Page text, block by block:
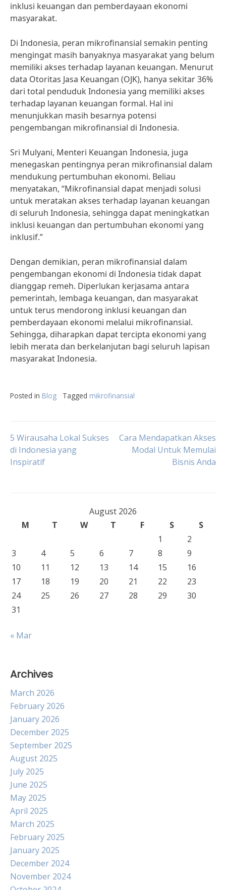
inklusi keuangan dan pemberdayaan ekonomi
masyarakat.
Di Indonesia, peran mikrofinansial semakin penting
mengingat masih banyaknya masyarakat yang belum
memiliki akses terhadap layanan keuangan. Menurut
data Otoritas Jasa Keuangan (OJK), hanya sekitar 36%
dari total penduduk Indonesia yang memiliki akses
terhadap layanan keuangan formal. Hal ini
menunjukkan masih besarnya potensi
pengembangan mikrofinansial di Indonesia.
Sri Mulyani, Menteri Keuangan Indonesia, juga
menegaskan pentingnya peran mikrofinansial dalam
mendukung pertumbuhan ekonomi. Beliau
menyatakan, “Mikrofinansial dapat menjadi solusi
untuk meratakan akses terhadap layanan keuangan
di seluruh Indonesia, sehingga dapat meningkatkan
inklusi keuangan dan pertumbuhan ekonomi yang
inklusif.”
Dengan demikian, peran mikrofinansial dalam
pengembangan ekonomi di Indonesia tidak dapat
dianggap remeh. Diperlukan kerjasama antara
pemerintah, lembaga keuangan, dan masyarakat
untuk terus mendorong inklusi keuangan dan
pemberdayaan ekonomi melalui mikrofinansial.
Sehingga, diharapkan dapat tercipta ekonomi yang
lebih merata dan berkelanjutan bagi seluruh lapisan
masyarakat Indonesia.
Posted in Blog Tagged mikrofinansial
Post
navigation
5 Wirausaha Lokal Sukses
di Indonesia yang
Inspiratif
Cara Mendapatkan Akses
Modal Untuk Memulai
Bisnis Anda
August 2026
M
T W T F S
S
1
2
3
4 5 6 7 8
9
10
11 12 13 14 15
16
17
18 19 20 21 22
23
24
25 26 27 28 29
30
31
« Mar
Archives
March 2026
February 2026
January 2026
December 2025
September 2025
August 2025
July 2025
June 2025
May 2025
April 2025
March 2025
February 2025
January 2025
December 2024
November 2024